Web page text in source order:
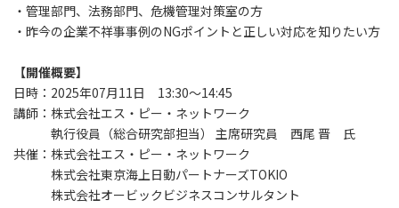
・管理部門、法務部門、危機管理対策室の方
・昨今の企業不祥事事例のNGポイントと正しい対応を知りたい方
【開催概要】
日時：2025年07月11日 13:30～14:45
講師：株式会社エス・ピー・ネットワーク
執行役員（総合研究部担当） 主席研究員 西尾 晋 氏
共催：株式会社エス・ピー・ネットワーク
株式会社東京海上日動パートナーズTOKIO
株式会社オービックビジネスコンサルタント